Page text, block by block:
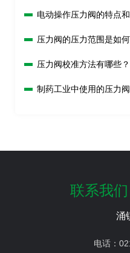
电动操作压力阀的特点
压力阀的压力范围是如
压力阀校准方法有哪些？
制药工业中使用的压力
联系我
涌
电话：